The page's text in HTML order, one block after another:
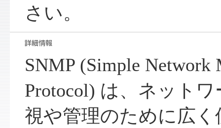
さい。
SNMP (Simple Network
Protocol) は、ネット
視や管理のために広